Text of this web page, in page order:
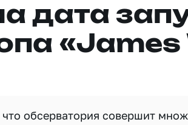
дата
«James
обсерватория совершит